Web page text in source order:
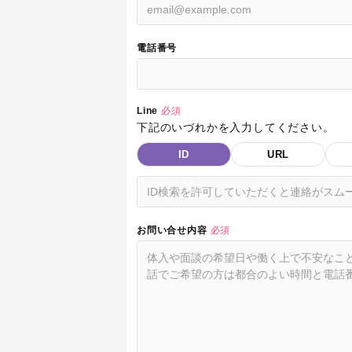
電話番号
Line 必須
下記のいづれかを入力してください。
ID URL
お問い合せ内容 必須